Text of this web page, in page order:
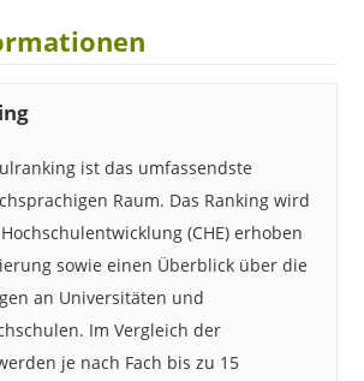
ist das umfassendste
Raum. Das Ranking wird
(CHE) erhoben
sowie einen Überblick über die
an Universitäten und
Im Vergleich der
je nach Fach bis zu 15